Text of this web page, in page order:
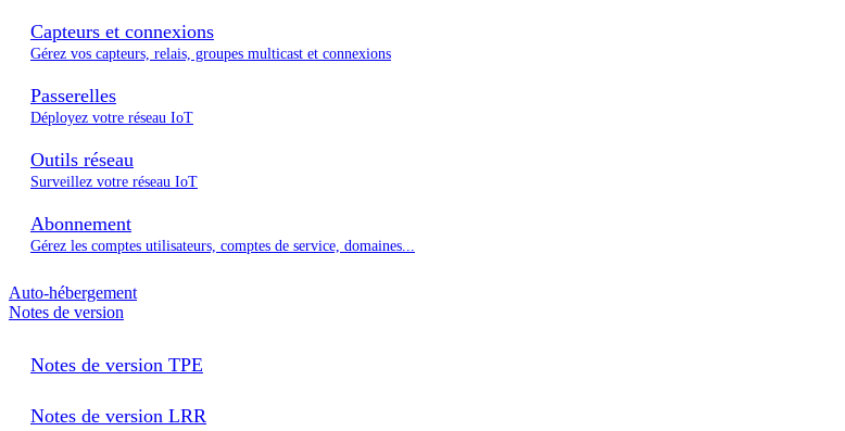
Capteurs et connexions
Gérez vos capteurs, relais, groupes multicast et connexions
Passerelles
Déployez votre réseau IoT
Outils réseau
Surveillez votre réseau IoT
Abonnement
Gérez les comptes utilisateurs, comptes de service, domaines...
Auto-hébergement
Notes de version
Notes de version TPE
Notes de version LRR